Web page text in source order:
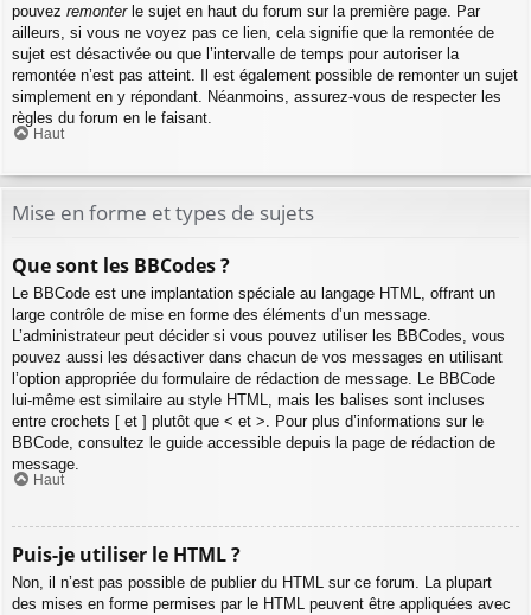
pouvez remonterle sujet en haut du forum sur la première page. Par
ailleurs, si vous ne voyez pas ce lien, cela signifie que la remontée de
sujet est désactivée ou que l’intervalle de temps pour autoriser la
remontée n’est pas atteint. Il est également possible de remonter un sujet
simplement en y répondant. Néanmoins, assurez-vous de respecter les
règles du forum en le faisant.
Haut
Mise en forme et types de sujets
Que sont les BBCodes ?
Le BBCode est une implantation spéciale au langage HTML, offrant un
large contrôle de mise en forme des éléments d’un message.
L’administrateur peut décider si vous pouvez utiliser les BBCodes, vous
pouvez aussi les désactiver dans chacun de vos messages en utilisant
l’option appropriée du formulaire de rédaction de message. Le BBCode
lui-même est similaire au style HTML, mais les balises sont incluses
entre crochets [ et ] plutôt que < et >. Pour plus d’informations sur le
BBCode, consultez le guide accessible depuis la page de rédaction de
message.
Haut
Puis-je utiliser le HTML ?
Non, il n’est pas possible de publier du HTML sur ce forum. La plupart
des mises en forme permises par le HTML peuvent être appliquées avec